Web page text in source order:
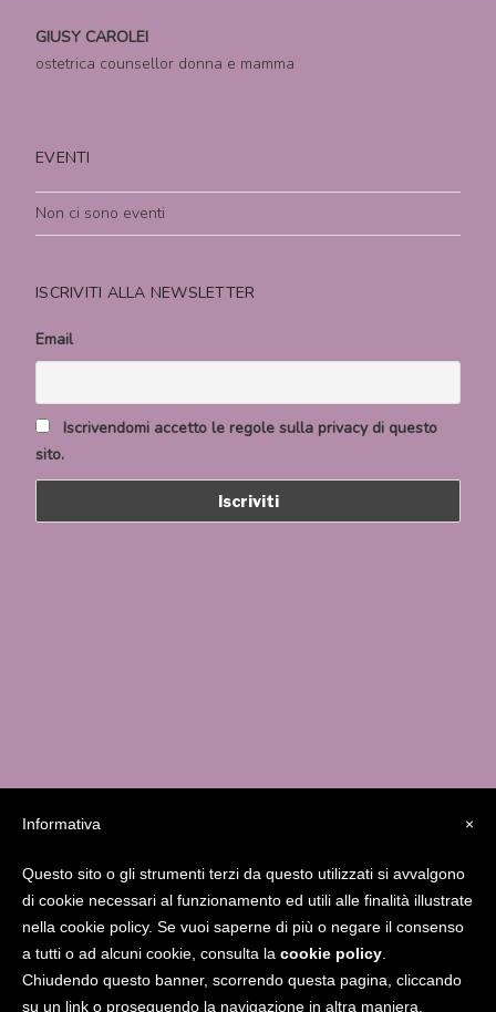
GIUSY CAROLEI
ostetrica counsellor donna e mamma
EVENTI
Non ci sono eventi
ISCRIVITI ALLA NEWSLETTER
Email
Iscrivendomi accetto le regole sulla privacy di questo
sito.
Studio MedicaFutura Via Serassi 13/a – 24124
Bergamo
338.8556841
giucarolei@gmail.com
www.gcarolei.com
Gcarolei
×
Informativa
Questo sito o gli strumenti terzi da questo utilizzati si avvalgono
di cookie necessari al funzionamento ed utili alle finalità illustrate
nella cookie policy. Se vuoi saperne di più o negare il consenso
a tutti o ad alcuni cookie, consulta la cookie policy
Chiudendo questo banner, scorrendo questa pagina, cliccando
su un link o proseguendo la navigazione in altra maniera,